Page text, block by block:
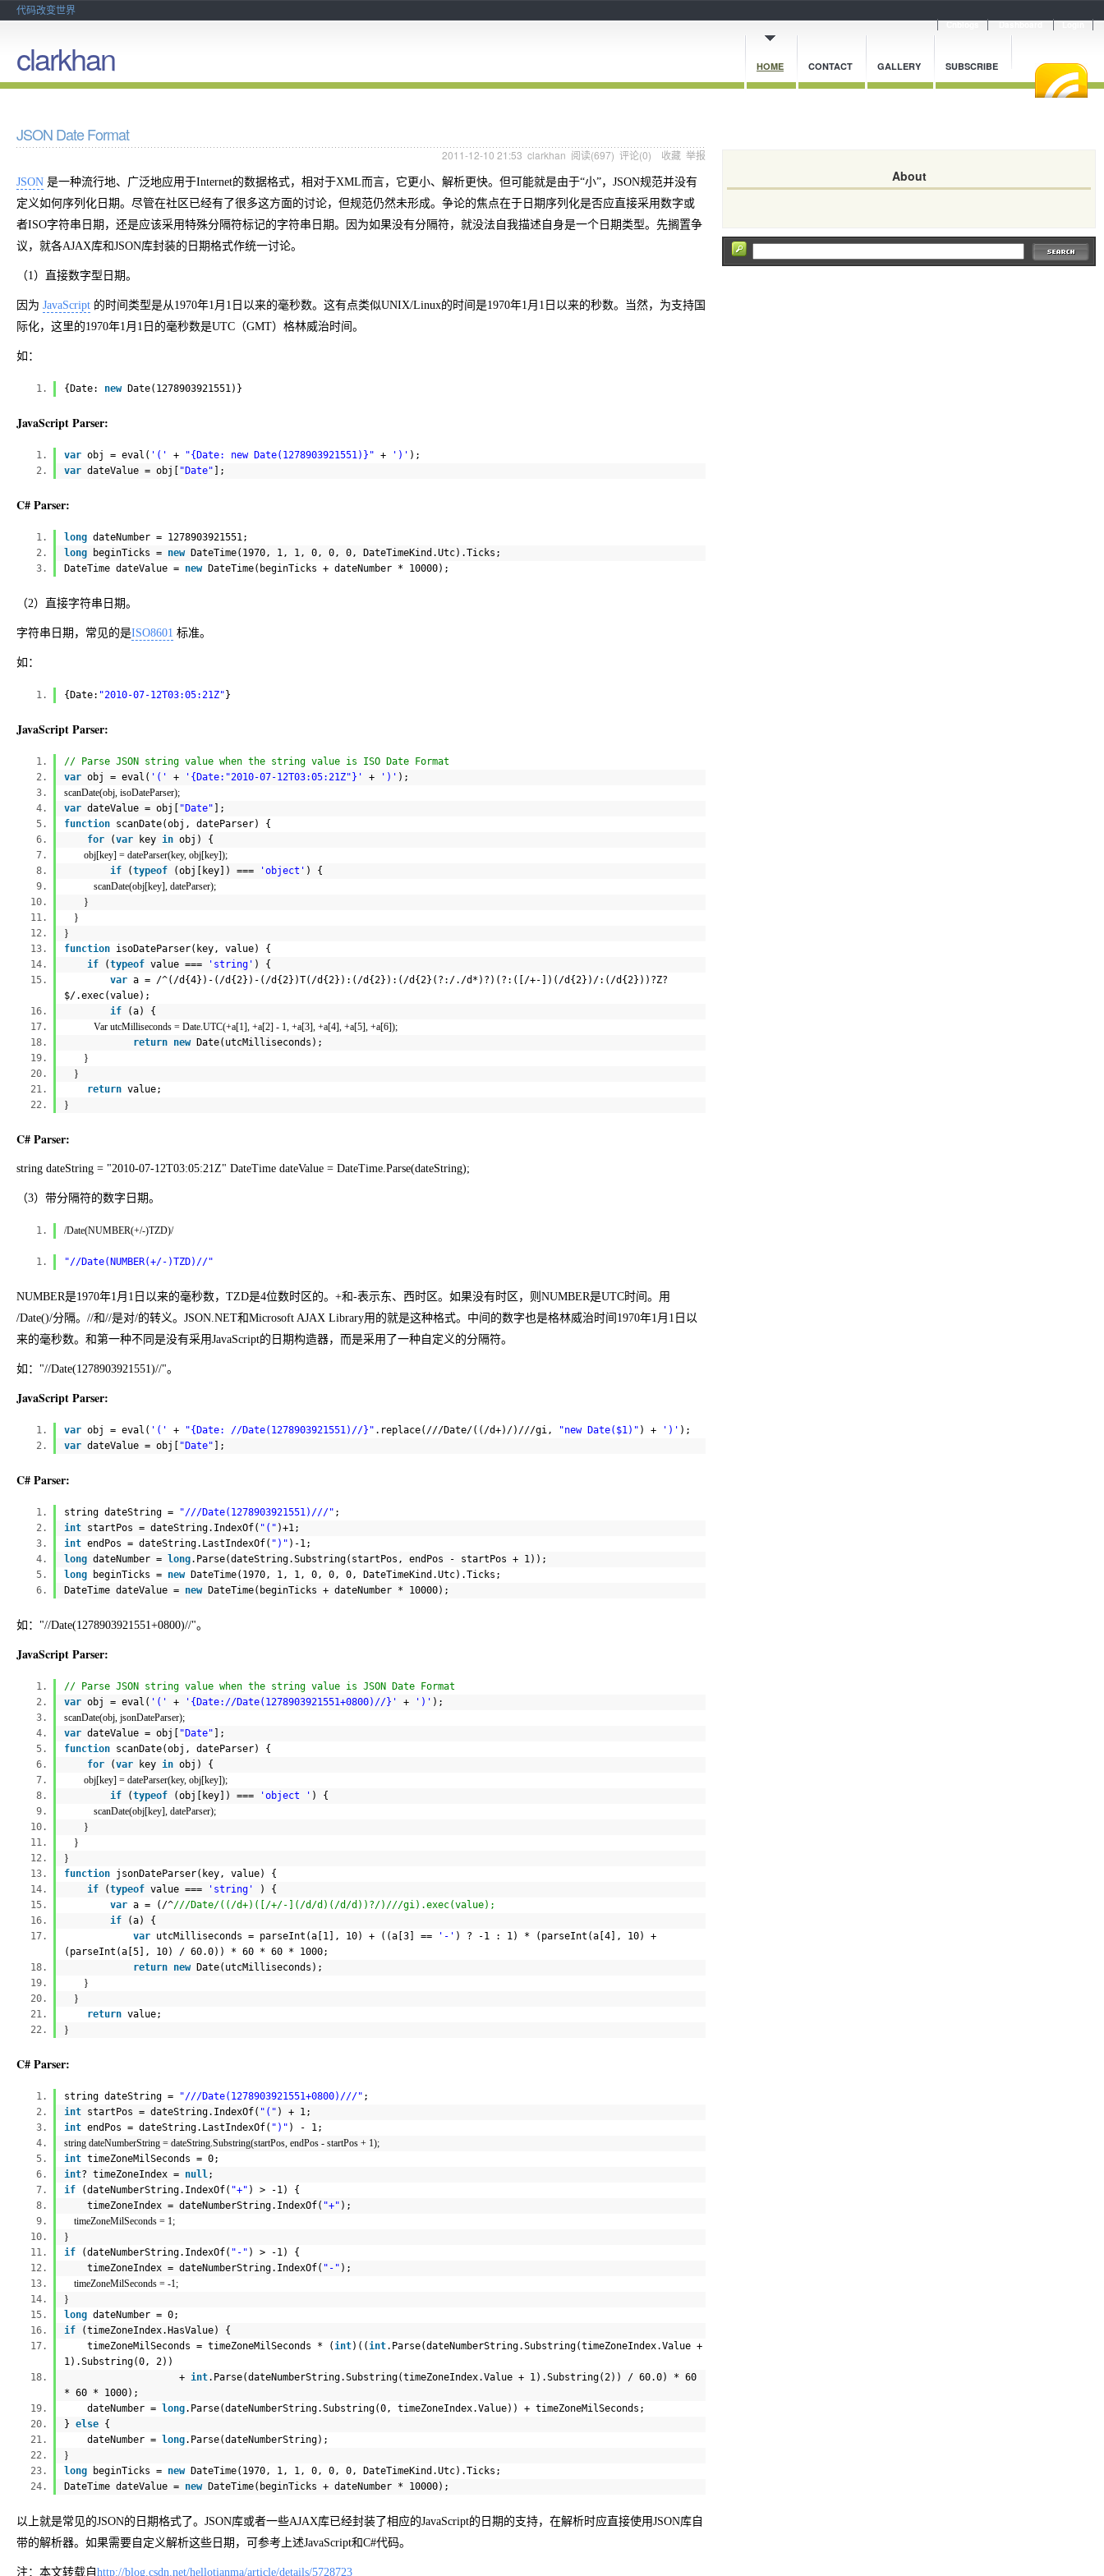
代码改变世界
HOME CONTACT GALLERY SUBSCRIBE
clarkhan
JSON Date Format
2011-12-10 21:53 clarkhan 阅读(697) 评论(0) 收藏 举报
JSON 是一种流行地、广泛地应用于Internet的数据格式，相对于XML而言，它更小、解析更快。但可能就是由于“小”，JSON规范并没有
定义如何序列化日期。尽管在社区已经有了很多这方面的讨论，但规范仍然未形成。争论的焦点在于日期序列化是否应直接采用数字或
者ISO字符串日期，还是应该采用特殊分隔符标记的字符串日期。因为如果没有分隔符，就没法自我描述自身是一个日期类型。先搁置争
议，就各AJAX库和JSON库封装的日期格式作统一讨论。
（1）直接数字型日期。
因为 JavaScript 的时间类型是从1970年1月1日以来的毫秒数。这有点类似UNIX/Linux的时间是1970年1月1日以来的秒数。当然，为支持国
际化，这里的1970年1月1日的毫秒数是UTC（GMT）格林威治时间。
如：
{Date: new Date(1278903921551)}
JavaScript Parser:
var obj = eval( '(' + "{Date: new Date(1278903921551)}" + ')' );
var dateValue = obj[ "Date" ];
C# Parser:
long dateNumber = 1278903921551;
long
beginTicks = new
DateTime(1970, 1, 1, 0, 0, 0, DateTimeKind.Utc).Ticks;
DateTime dateValue = new DateTime(beginTicks + dateNumber * 10000);
（2）直接字符串日期。
字符串日期，常见的是ISO8601 标准。
如：
{Date: "2010-07-12T03:05:21Z" }
JavaScript Parser:
// Parse JSON string value when the string value is ISO Date Format
var obj = eval( '(' + '{Date:"2010-07-12T03:05:21Z"}' + ')' );
scanDate(obj, isoDateParser);
var dateValue = obj[ "Date" ];
function scanDate(obj, dateParser) {
for
(var key in obj) {
obj[key] = dateParser(key, obj[key]);
if
(typeof (obj[key]) === 'object' ) {
scanDate(obj[key], dateParser);
}
}
}
function isoDateParser(key, value) {
if
(typeof value === 'string' ) {
var a = /^(/d{4})-(/d{2})-(/d{2})T(/d{2}):(/d{2}):(/d{2}(?:/./d*)?)(?:([/+-])(/d{2})/:(/d{2}))?Z?
$/.exec(value);
if
(a) {
Var utcMilliseconds = Date.UTC(+a[1], +a[2] - 1, +a[3], +a[4], +a[5], +a[6]);
return new
Date(utcMilliseconds);
}
}
return value;
}
C# Parser:
string dateString = "2010-07-12T03:05:21Z" DateTime dateValue = DateTime.Parse(dateString);
（3）带分隔符的数字日期。
/Date(NUMBER(+/-)TZD)/
"//Date(NUMBER(+/-)TZD)//"
NUMBER是1970年1月1日以来的毫秒数，TZD是4位数时区的。+和-表示东、西时区。如果没有时区，则NUMBER是UTC时间。用
/Date()/分隔。//和//是对/的转义。JSON.NET和Microsoft AJAX Library用的就是这种格式。中间的数字也是格林威治时间1970年1月1日以
来的毫秒数。和第一种不同是没有采用JavaScript的日期构造器，而是采用了一种自定义的分隔符。
如："//Date(1278903921551)//"。
JavaScript Parser:
var obj = eval( '(' + "{Date: //Date(1278903921551)//}" .replace(///Date/((/d+)/)///gi, "new Date($1)" ) + ')' );
var dateValue = obj[ "Date" ];
C# Parser:
string dateString = "///Date(1278903921551)///" ;
int startPos = dateString.IndexOf( "(" )+1;
int endPos = dateString.LastIndexOf( ")" )-1;
long dateNumber = long.Parse(dateString.Substring(startPos, endPos - startPos + 1));
long
beginTicks = new
DateTime(1970, 1, 1, 0, 0, 0, DateTimeKind.Utc).Ticks;
DateTime dateValue = new DateTime(beginTicks + dateNumber * 10000);
如："//Date(1278903921551+0800)//"。
JavaScript Parser:
// Parse JSON string value when the string value is JSON Date Format
var obj = eval( '(' + '{Date://Date(1278903921551+0800)//}' + ')' );
scanDate(obj, jsonDateParser);
var dateValue = obj[ "Date" ];
function scanDate(obj, dateParser) {
for
(var key in obj) {
obj[key] = dateParser(key, obj[key]);
if
(typeof (obj[key]) === 'object ' ) {
scanDate(obj[key], dateParser);
}
}
}
function jsonDateParser(key, value) {
if
(typeof value === 'string'
) {
var a = (/^///Date/((/d+)([/+/-](/d/d)(/d/d))?/)///gi).exec(value);
if
(a) {
var utcMilliseconds = parseInt(a[1], 10) + ((a[3] == '-' ) ? -1 : 1) * (parseInt(a[4], 10) +
(parseInt(a[5], 10) / 60.0)) * 60 * 60 * 1000;
return new
Date(utcMilliseconds);
}
}
return value;
}
C# Parser:
string dateString = "///Date(1278903921551+0800)///" ;
int startPos = dateString.IndexOf( "(" ) + 1;
int endPos = dateString.LastIndexOf( ")" ) - 1;
string dateNumberString = dateString.Substring(startPos, endPos - startPos + 1);
int timeZoneMilSeconds = 0;
int? timeZoneIndex = null;
if
(dateNumberString.IndexOf( "+" ) > -1) {
timeZoneIndex = dateNumberString.IndexOf( "+" );
timeZoneMilSeconds = 1;
}
if
(dateNumberString.IndexOf( "-" ) > -1) {
timeZoneIndex = dateNumberString.IndexOf( "-" );
timeZoneMilSeconds = -1;
}
long dateNumber = 0;
if
(timeZoneIndex.HasValue) {
timeZoneMilSeconds = timeZoneMilSeconds * (int)((int.Parse(dateNumberString.Substring(timeZoneIndex.Value +
1).Substring(0, 2))
+ int.Parse(dateNumberString.Substring(timeZoneIndex.Value + 1).Substring(2)) / 60.0) * 60
* 60 * 1000);
dateNumber =
long.Parse(dateNumberString.Substring(0, timeZoneIndex.Value)) + timeZoneMilSeconds;
} else {
dateNumber =
long.Parse(dateNumberString);
}
long
beginTicks = new
DateTime(1970, 1, 1, 0, 0, 0, DateTimeKind.Utc).Ticks;
DateTime dateValue = new DateTime(beginTicks + dateNumber * 10000);
以上就是常见的JSON的日期格式了。JSON库或者一些AJAX库已经封装了相应的JavaScript的日期的支持，在解析时应直接使用JSON库自
带的解析器。如果需要自定义解析这些日期，可参考上述JavaScript和C#代码。
注：本文转载自 http://blog.csdn.net/hellotianma/article/details/5728723
About